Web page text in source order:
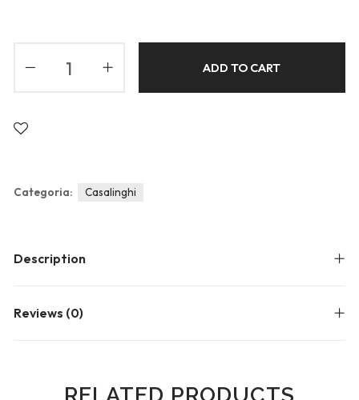
ADD TO CART
Description
Reviews (0)
Categoria: Casalinghi
RELATED PRODUCTS